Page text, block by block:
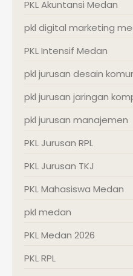
PKL Akuntansi Medan
pkl digital marketing
PKL Intensif Medan
pkl jurusan desain
pkl jurusan jaringan
pkl jurusan manajemen
PKL Jurusan RPL
PKL Jurusan TKJ
PKL Mahasiswa Medan
pkl medan
PKL Medan 2026
PKL RPL